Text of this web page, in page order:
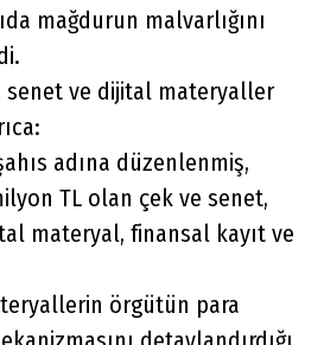
mağdurun malvarlığını
senet ve dijital materyaller
adına düzenlenmiş,
TL olan çek ve senet,
materyal, finansal kayıt ve
örgütün para